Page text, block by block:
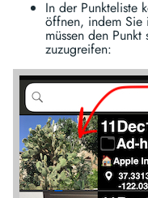
In der Punkteliste
öffnen, indem Sie
müssen den
zuzugreifen: